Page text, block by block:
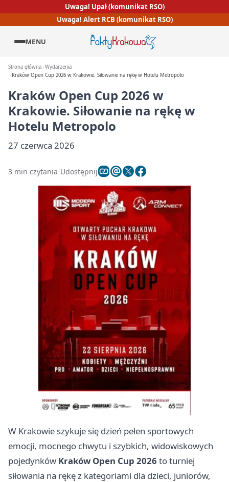
Uwaga! Upał (komunikat RSO)
Uwaga! Alert RCB (komunikat RSO)
MENU
Strona główna Wydarzenia
Kraków Open Cup 2026 w Krakowie. Siłowanie na rękę w Hotelu Metropolo
Kraków Open Cup 2026 w
Krakowie. Siłowanie na rękę w
Hotelu Metropolo
27 czerwca 2026
3 min czytania Udostępnij
W Krakowie szykuje się dzień pełen sportowych
emocji, mocnego chwytu i szybkich, widowiskowych
pojedynków Kraków Open Cup 2026 to turniej
siłowania na rękę z kategoriami dla dzieci, juniorów,